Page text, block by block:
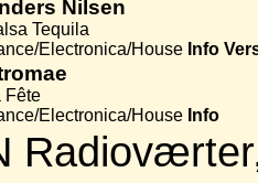
Nilsen
Tequila
Electronica/House Info
Fête
Electronica/House Info